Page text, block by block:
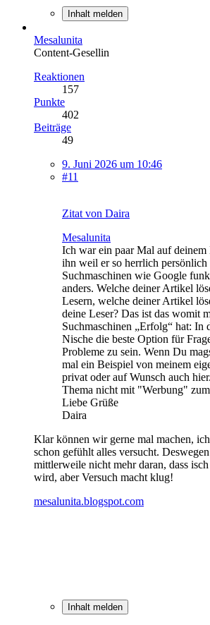
Inhalt melden
Mesalunita
Content-Gesellin
Reaktionen
157
Punkte
402
Beiträge
49
9. Juni 2026 um 10:46
#11
Zitat von Daira
Mesalunita
Ich war ein paar Mal auf
ihn weil er so herrlich persönlich
Suchmaschinen wie Google
anders. Welche deiner Artikel
Lesern, welche deiner Artikel
deine Leser? Das ist das womit
Suchmaschinen „Erfolg“ hat: In
Nische die beste Option für
Probleme zu sein. Wenn Du
mal ein Beispiel von meinem
privat oder auf Wunsch auch
Thema nicht mit "Werbung"
Liebe Grüße
Daira
Klar können wir gerne mal machen,
schon gefühlt alles versucht.
mittlerweile nicht mehr daran, dass
wird, aber Versuch macht klug!
mesalunita.blogspot.com
Inhalt melden